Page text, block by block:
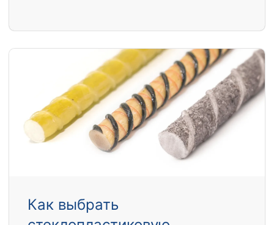
Как выбрать